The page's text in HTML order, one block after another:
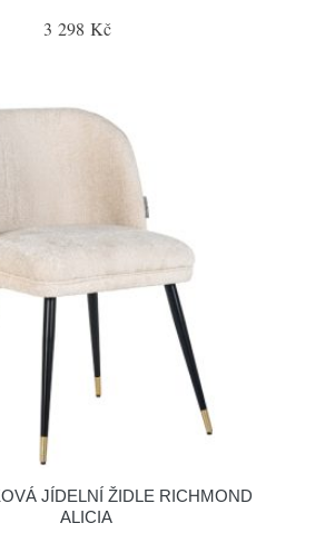
3 298 Kč
JÍDELNÍ ŽIDLE RICHMOND
ALICIA